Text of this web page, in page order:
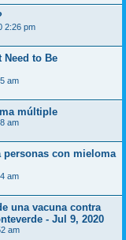
2:26 pm
Need to Be
am
múltiple
am
personas con mieloma
am
una vacuna contra
- Jul 9, 2020
am